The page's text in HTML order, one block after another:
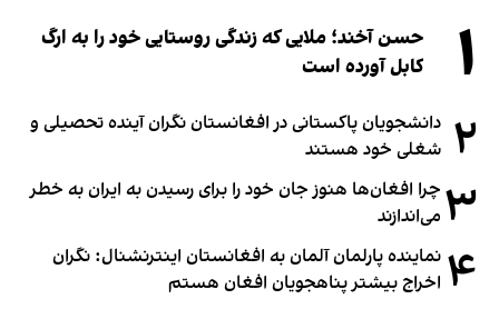
۱
حسن آخند؛ ملایی که زندگی روستایی خود را به ارگ
کابل آورده است
۲ دانشجویان پاکستانی در افغانستان نگران آینده تحصیلی و
شغلی خود هستند
۳ چرا افغان‌ها هنوز جان خود را برای رسیدن به ایران به خطر
می‌اندازند
۴ نماینده پارلمان آلمان به افغانستان اینترنشنال: نگران
اخراج بیشتر پناهجویان افغان هستم